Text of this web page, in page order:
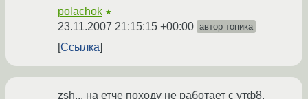
polachok ★
23.11.2007 21:15:15 +00:00 автор топика
Ссылка
zsh... на етче походу не работает с утф8.